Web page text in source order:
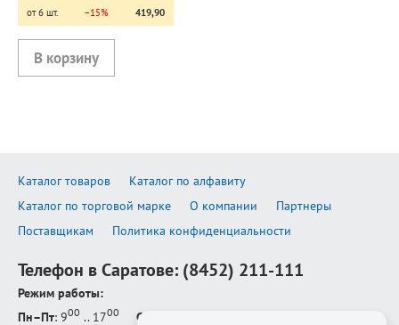
от 6 шт.
−15% 419,90
Каталог товаров
Каталог по алфавиту
Каталог по торговой марке
О компании
Партнеры
Поставщикам
Политика конфиденциальности
Телефон в Саратове: (8452) 211-111
Режим работы:
Пн–Пт: 900 .. 1700 Сб–Вс